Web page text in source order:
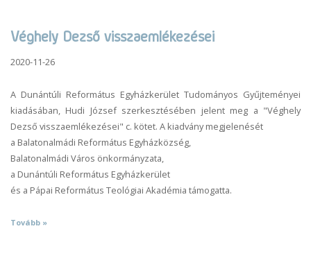
Véghely Dezső visszaemlékezései
2020-11-26
A Dunántúli Református Egyházkerület Tudományos Gyűjteményei
kiadásában, Hudi József szerkesztésében jelent meg a "Véghely
Dezső visszaemlékezései" c. kötet. A kiadvány megjelenését
a Balatonalmádi Református Egyházközség,
Balatonalmádi Város önkormányzata,
a Dunántúli Református Egyházkerület
és a Pápai Református Teológiai Akadémia támogatta.
Tovább »